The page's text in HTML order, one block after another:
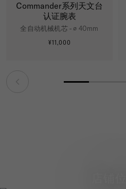
Commander系列天文台
认证腕表
全自动机械机芯 - ∅ 40mm
¥11,000